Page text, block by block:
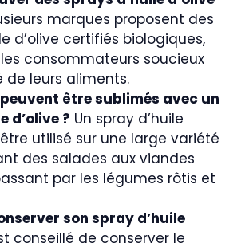
marques proposent des
d’olive certifiés biologiques,
consommateurs soucieux
de leurs aliments.
être sublimés avec un
d’olive ? Un spray d’huile
utilisé sur une large variété
des salades aux viandes
par les légumes rôtis et
son spray d’huile
conseillé de conserver le